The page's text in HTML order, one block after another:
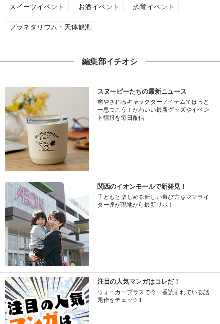
スイーツイベント お酒イベント 恐竜イベント
プラネタリウム・天体観測
編集部イチオシ
スヌーピーたちの最新ニュース
癒やされるキャラクターアイテムでほっと
一息つこう！かわいい最新グッズやイベン
ト情報を毎日配信
関西のイオンモールで新発見！
子どもと楽しめる新しい遊び方をママライ
ター達が現地から最新リポ！
注目の人気マンガはコレだ！
ウォーカープラスで今一番読まれている話
題作をチェック!!